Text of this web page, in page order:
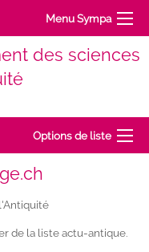
Menu Sympa
des sciences
Options de liste
de la liste actu-antique.